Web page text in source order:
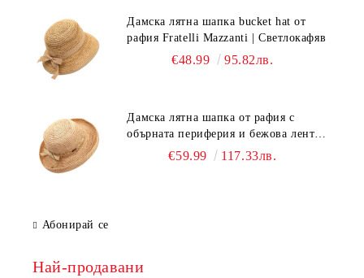
Дамска лятна шапка bucket hat от
рафия Fratelli Mazzanti | Светлокафяв
€48.99 95.82лв.
Дамска лятна шапка от рафия с
обърната периферия и бежова лента
Fratelli Mazzanti | Натурален
€59.99 117.33лв.
Абонирай се
Най-продавани